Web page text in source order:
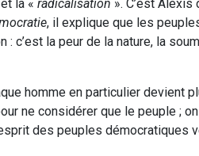
la « radicalisation ». C’est
, il explique que les
c’est la peur de la nature, la
homme en particulier devient
ne considérer que le peuple ;
des peuples démocratiques